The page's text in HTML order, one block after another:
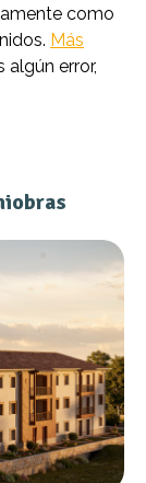
como
Más
algún error,